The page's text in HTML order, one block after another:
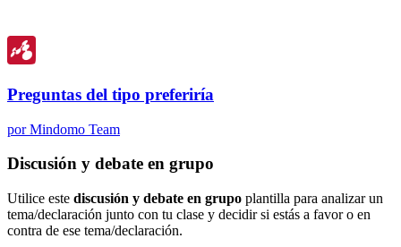
Preguntas del tipo preferiría
por Mindomo Team
Discusión y debate en grupo
Utilice este discusión y debate en grupo plantilla para analizar un
tema/declaración junto con tu clase y decidir si estás a favor o en
contra de ese tema/declaración.